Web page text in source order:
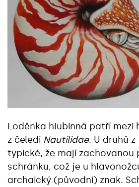
Loděnka hlubinná patří mezi
z čeledi Nautilidae. U druhů
typické, že mají zachovanou
schránku, což je u
archaický (původní) znak.